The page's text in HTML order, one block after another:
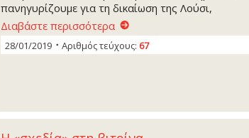
πανηγυρίζουμε για τη δικαίωση της Λούσι,
Διαβάστε περισσότερα
28/01/2019 Αριθμός τεύχους: 67